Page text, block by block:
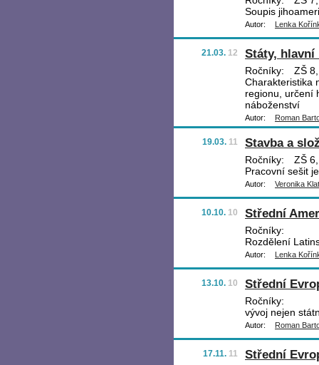
Soupis
Autor: Lenka
21.03. 12 Státy, hlavní
Ročníky:
ZŠ
Charakteristika
regionu, určení
náboženství
Autor: Roman
19.03. 11 Stavba a
Ročníky:
ZŠ
Pracovní sešit
Autor: Veronika
10.10. 10 Střední
Ročníky:
Rozdělení
Autor: Lenka
13.10. 10 Střední
Ročníky:
vývoj nejen
Autor: Roman
17.11. 11 Střední